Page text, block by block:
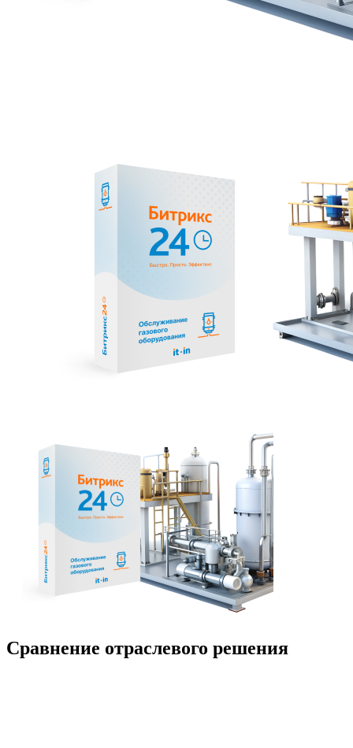
Сравнение отраслевого решения